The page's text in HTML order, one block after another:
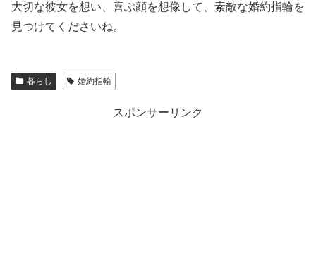
大切な彼女を想い、喜ぶ顔を想像して、素敵な婚約指輪を
見つけてくださいね。
暮らし 婚約指輪
スポンサーリンク